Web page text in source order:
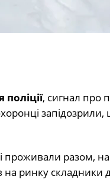
, сигнал про
разом,
ринку складники